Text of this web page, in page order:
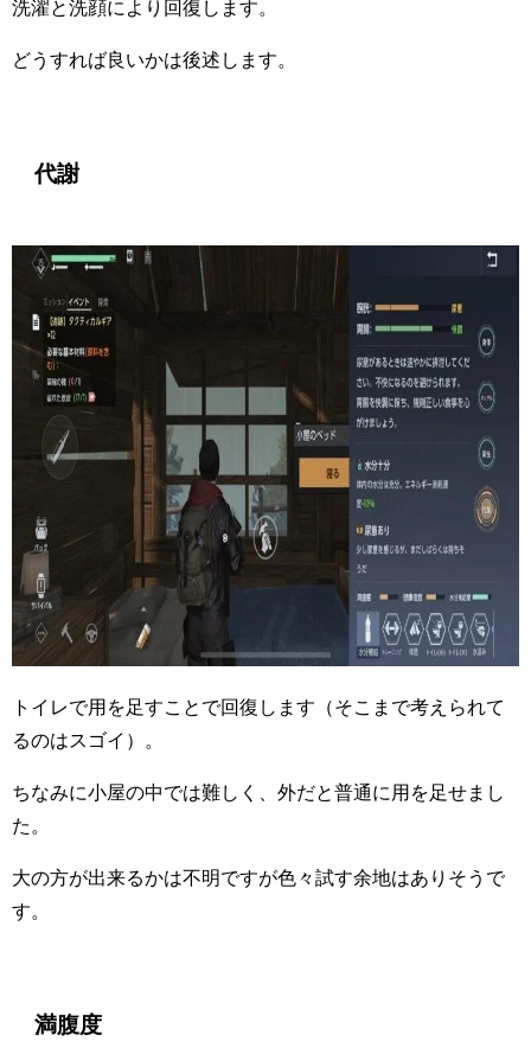
洗濯と洗顔により回復します。
どうすれば良いかは後述します。
代謝
トイレで用を足すことで回復します（そこまで考えられて
るのはスゴイ）。
ちなみに小屋の中では難しく、外だと普通に用を足せまし
た。
大の方が出来るかは不明ですが色々試す余地はありそうで
す。
満腹度